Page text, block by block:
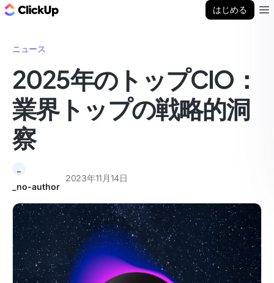
はじめる
ニュース
2025年のトップCIO：
業界トップの戦略的洞
察
_no-author
2023年11月14日